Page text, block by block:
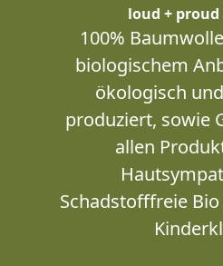
loud + proud
100%
biologischem
ökologisch
produziert, sowie
allen
Schadstofffreie